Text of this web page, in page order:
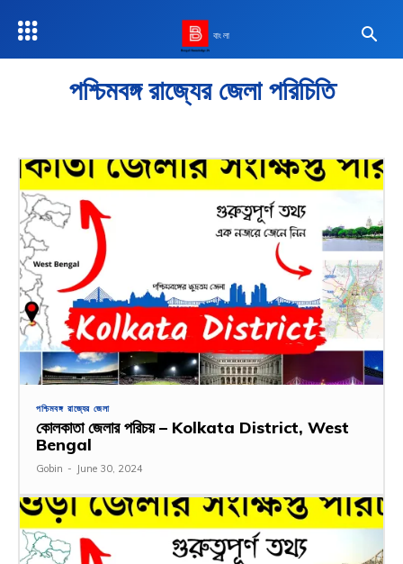
বাংলা
পশ্চিমবঙ্গ রাজ্যের জেলা পরিচিতি
পশ্চিমবঙ্গ রাজ্যের জেলা
কোলকাতা জেলার পরিচয় – Kolkata District, West
Bengal
Gobin - June 30, 2024